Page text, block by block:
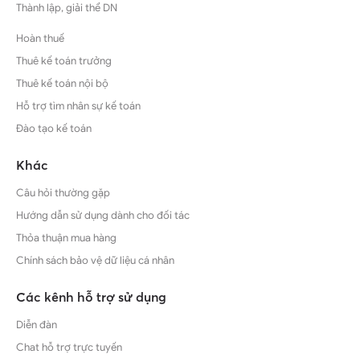
Thành lập, giải thể DN
Hoàn thuế
Thuê kế toán trưởng
Thuê kế toán nội bộ
Hỗ trợ tìm nhân sự kế toán
Đào tạo kế toán
Khác
Câu hỏi thường gặp
Hướng dẫn sử dụng dành cho đối tác
Thỏa thuận mua hàng
Chính sách bảo vệ dữ liệu cá nhân
Các kênh hỗ trợ sử dụng
Diễn đàn
Chat hỗ trợ trực tuyến